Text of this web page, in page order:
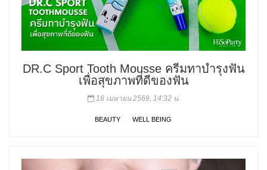
DR.C Sport Tooth Mousse ครีมทาบำรุงฟัน
เพื่อสุขภาพที่ดีของฟัน
16 เมษายน 2569, 14:32 น.
BEAUTY WELL BEING